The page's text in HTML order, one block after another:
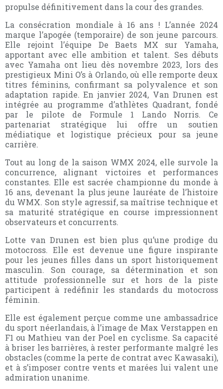
propulse définitivement dans la cour des grandes.
La consécration mondiale à 16 ans ! L’année 2024
marque l’apogée (temporaire) de son jeune parcours.
Elle rejoint l’équipe De Baets MX sur Yamaha,
apportant avec elle ambition et talent. Ses débuts
avec Yamaha ont lieu dès novembre 2023, lors des
prestigieux Mini O’s à Orlando, où elle remporte deux
titres féminins, confirmant sa polyvalence et son
adaptation rapide. En janvier 2024, Van Drunen est
intégrée au programme d’athlètes Quadrant, fondé
par le pilote de Formule 1 Lando Norris. Ce
partenariat stratégique lui offre un soutien
médiatique et logistique précieux pour sa jeune
carrière.
Tout au long de la saison WMX 2024, elle survole la
concurrence, alignant victoires et performances
constantes. Elle est sacrée championne du monde à
16 ans, devenant la plus jeune lauréate de l’histoire
du WMX. Son style agressif, sa maîtrise technique et
sa maturité stratégique en course impressionnent
observateurs et concurrents.
Lotte van Drunen est bien plus qu’une prodige du
motocross. Elle est devenue une figure inspirante
pour les jeunes filles dans un sport historiquement
masculin. Son courage, sa détermination et son
attitude professionnelle sur et hors de la piste
participent à redéfinir les standards du motocross
féminin.
Elle est également perçue comme une ambassadrice
du sport néerlandais, à l’image de Max Verstappen en
F1 ou Mathieu van der Poel en cyclisme. Sa capacité
à briser les barrières, à rester performante malgré les
obstacles (comme la perte de contrat avec Kawasaki),
et à s’imposer contre vents et marées lui valent une
admiration unanime.